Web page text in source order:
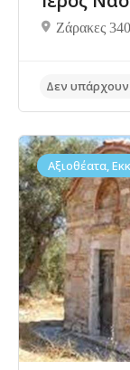
Ζάρακες
Αξιοθέατα,